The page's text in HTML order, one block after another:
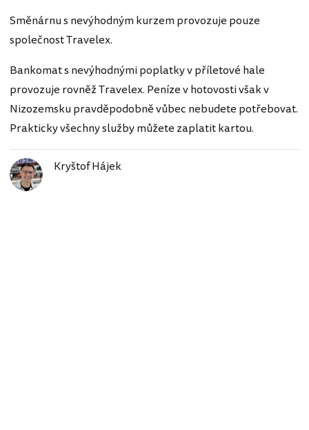
Směnárnu s nevýhodným kurzem provozuje pouze
společnost Travelex.
Bankomat s nevýhodnými poplatky v příletové hale
provozuje rovněž Travelex. Peníze v hotovosti však v
Nizozemsku pravděpodobně vůbec nebudete potřebovat.
Prakticky všechny služby můžete zaplatit kartou.
Kryštof Hájek